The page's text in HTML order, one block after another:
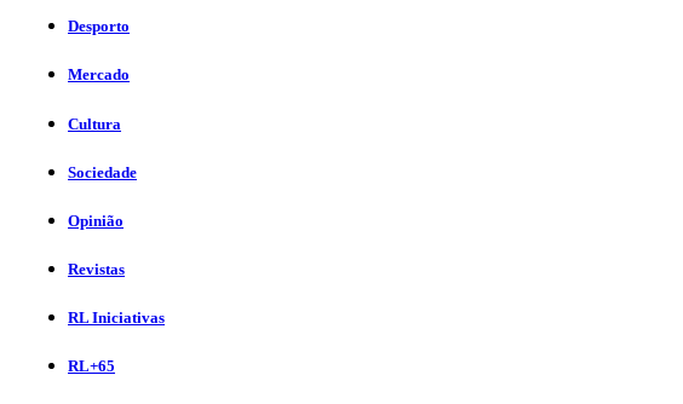
Desporto
Mercado
Cultura
Sociedade
Opinião
Revistas
RL Iniciativas
RL+65